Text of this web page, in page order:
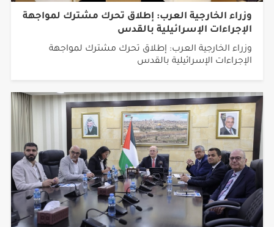
وزراء الخارجية العرب: إطلاق تحرك مشترك لمواجهة
الإجراءات الإسرائيلية بالقدس
وزراء الخارجية العرب: إطلاق تحرك مشترك لمواجهة
الإجراءات الإسرائيلية بالقدس